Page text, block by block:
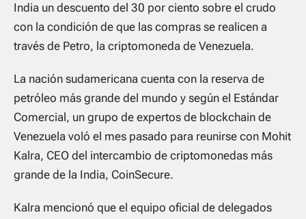
India un descuento del 30 por ciento sobre el crudo
con la condición de que las compras se realicen a
través de Petro, la criptomoneda de Venezuela.
La nación sudamericana cuenta con la reserva de
petróleo más grande del mundo y según el Estándar
Comercial, un grupo de expertos de blockchain de
Venezuela voló el mes pasado para reunirse con Mohit
Kalra, CEO del intercambio de criptomonedas más
grande de la India, CoinSecure.
Kalra mencionó que el equipo oficial de delegados